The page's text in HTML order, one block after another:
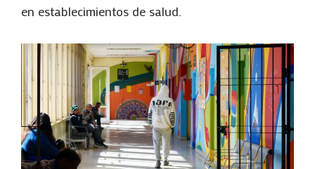
en establecimientos de salud.